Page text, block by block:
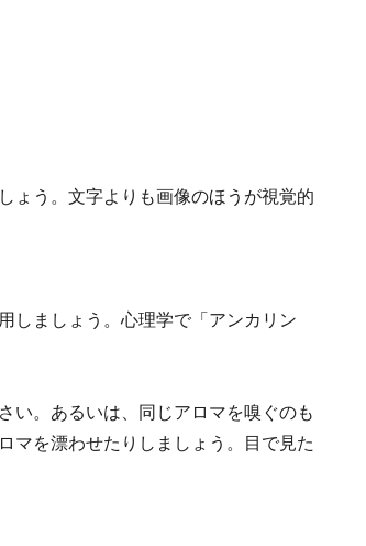
ょう。文字よりも画像のほうが視覚的
しましょう。心理学で「アンカリン
い。あるいは、同じアロマを嗅ぐのも
マを漂わせたりしましょう。目で見た